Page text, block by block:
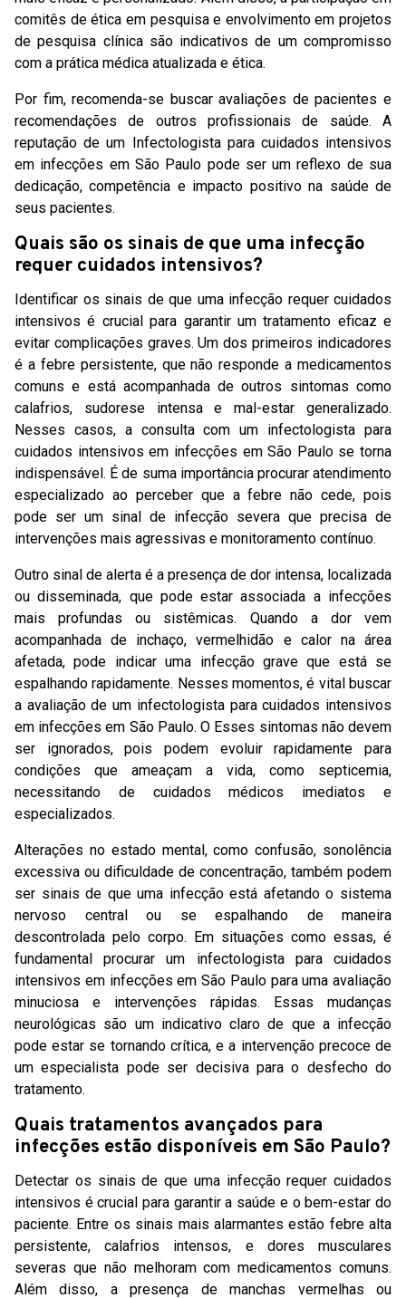
comitês de ética em pesquisa e envolvimento em projetos
de pesquisa clínica são indicativos de um compromisso
com a prática médica atualizada e ética.
Por fim, recomenda-se buscar avaliações de pacientes e
recomendações de outros profissionais de saúde. A
reputação de um Infectologista para cuidados intensivos
em infecções em São Paulo pode ser um reflexo de sua
dedicação, competência e impacto positivo na saúde de
seus pacientes.
Quais são os sinais de que uma infecção
requer cuidados intensivos?
Identificar os sinais de que uma infecção requer cuidados
intensivos é crucial para garantir um tratamento eficaz e
evitar complicações graves. Um dos primeiros indicadores
é a febre persistente, que não responde a medicamentos
comuns e está acompanhada de outros sintomas como
calafrios, sudorese intensa e mal-estar generalizado.
Nesses casos, a consulta com um infectologista para
cuidados intensivos em infecções em São Paulo se torna
indispensável. É de suma importância procurar atendimento
especializado ao perceber que a febre não cede, pois
pode ser um sinal de infecção severa que precisa de
intervenções mais agressivas e monitoramento contínuo.
Outro sinal de alerta é a presença de dor intensa, localizada
ou disseminada, que pode estar associada a infecções
mais profundas ou sistêmicas. Quando a dor vem
acompanhada de inchaço, vermelhidão e calor na área
afetada, pode indicar uma infecção grave que está se
espalhando rapidamente. Nesses momentos, é vital buscar
a avaliação de um infectologista para cuidados intensivos
em infecções em São Paulo. O Esses sintomas não devem
ser ignorados, pois podem evoluir rapidamente para
condições que ameaçam a vida, como septicemia,
necessitando de cuidados médicos imediatos e
especializados.
Alterações no estado mental, como confusão, sonolência
excessiva ou dificuldade de concentração, também podem
ser sinais de que uma infecção está afetando o sistema
nervoso central ou se espalhando de maneira
descontrolada pelo corpo. Em situações como essas, é
fundamental procurar um infectologista para cuidados
intensivos em infecções em São Paulo para uma avaliação
minuciosa e intervenções rápidas. Essas mudanças
neurológicas são um indicativo claro de que a infecção
pode estar se tornando crítica, e a intervenção precoce de
um especialista pode ser decisiva para o desfecho do
tratamento.
Quais tratamentos avançados para
infecções estão disponíveis em São Paulo?
Detectar os sinais de que uma infecção requer cuidados
intensivos é crucial para garantir a saúde e o bem-estar do
paciente. Entre os sinais mais alarmantes estão febre alta
persistente, calafrios intensos, e dores musculares
severas que não melhoram com medicamentos comuns.
Além disso, a presença de manchas vermelhas ou